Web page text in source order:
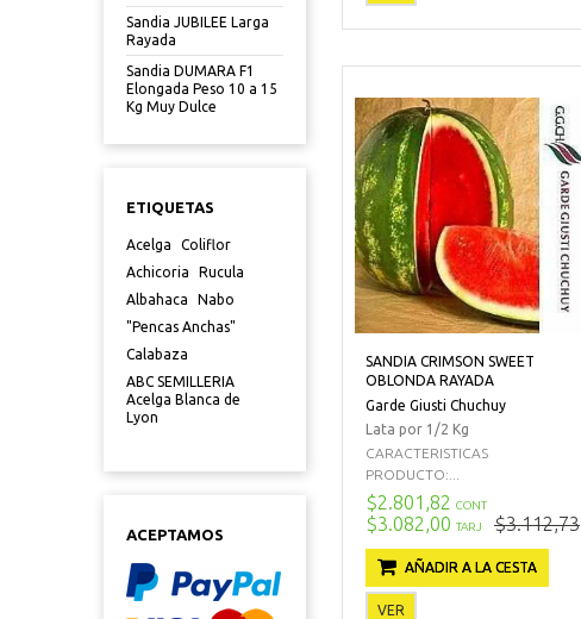
Sandia JUBILEE Larga
Rayada
Sandia DUMARA F1
Elongada Peso 10 a 15
Kg Muy Dulce
ETIQUETAS
Acelga
Coliflor
Achicoria
Rucula
Albahaca
Nabo
"Pencas Anchas"
Calabaza
ABC SEMILLERIA
Acelga Blanca de
Lyon
ACEPTAMOS
SANDIA CRIMSON SWEET
OBLONDA RAYADA
Garde Giusti Chuchuy
Lata por 1/2 Kg
CARACTERISTICAS
PRODUCTO:...
$2.801,82 CONT
$3.082,00 TARJ $3.112,73
AÑADIR A LA CESTA
VER